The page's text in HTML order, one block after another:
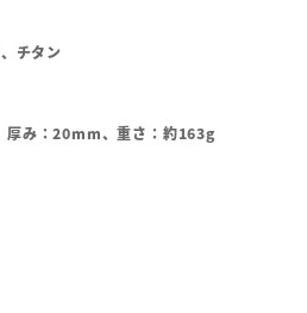
チタン
み：20mm、重さ：約163g